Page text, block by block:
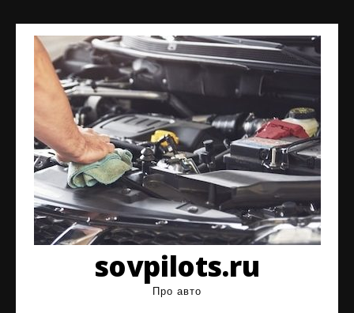
содержимому
sovpilots.ru
Про авто